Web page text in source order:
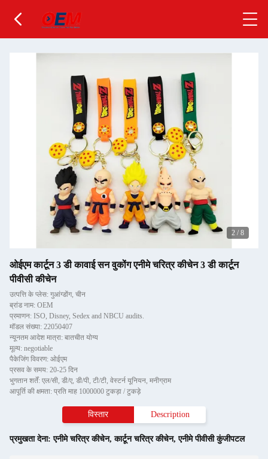
2 / 8
ओईएम कार्टून 3 डी कावाई सन वुकोंग एनीमे चरित्र कीचेन 3 डी कार्टून
पीवीसी कीचेन
उत्पत्ति के प्लेस: गुआंग्डोंग, चीन
ब्रांड नाम: OEM
प्रमाणन: ISO, Disney, Sedex and NBCU audits.
मॉडल संख्या: 22050407
न्यूनतम आदेश मात्रा: बातचीत योग्य
मूल्य: negotiable
पैकेजिंग विवरण: ओईएम
प्रसव के समय: 20-25 दिन
भुगतान शर्तें: एल/सी, डी/ए, डी/पी, टी/टी, वेस्टर्न यूनियन, मनीग्राम
आपूर्ति की क्षमता: प्रति माह 1000000 टुकड़ा / टुकड़े
विस्तार Description
प्रमुखता देना:एनीमे चरित्र कीचेन,कार्टून चरित्र कीचेन,एनीमे पीवीसी कुंजीपटल